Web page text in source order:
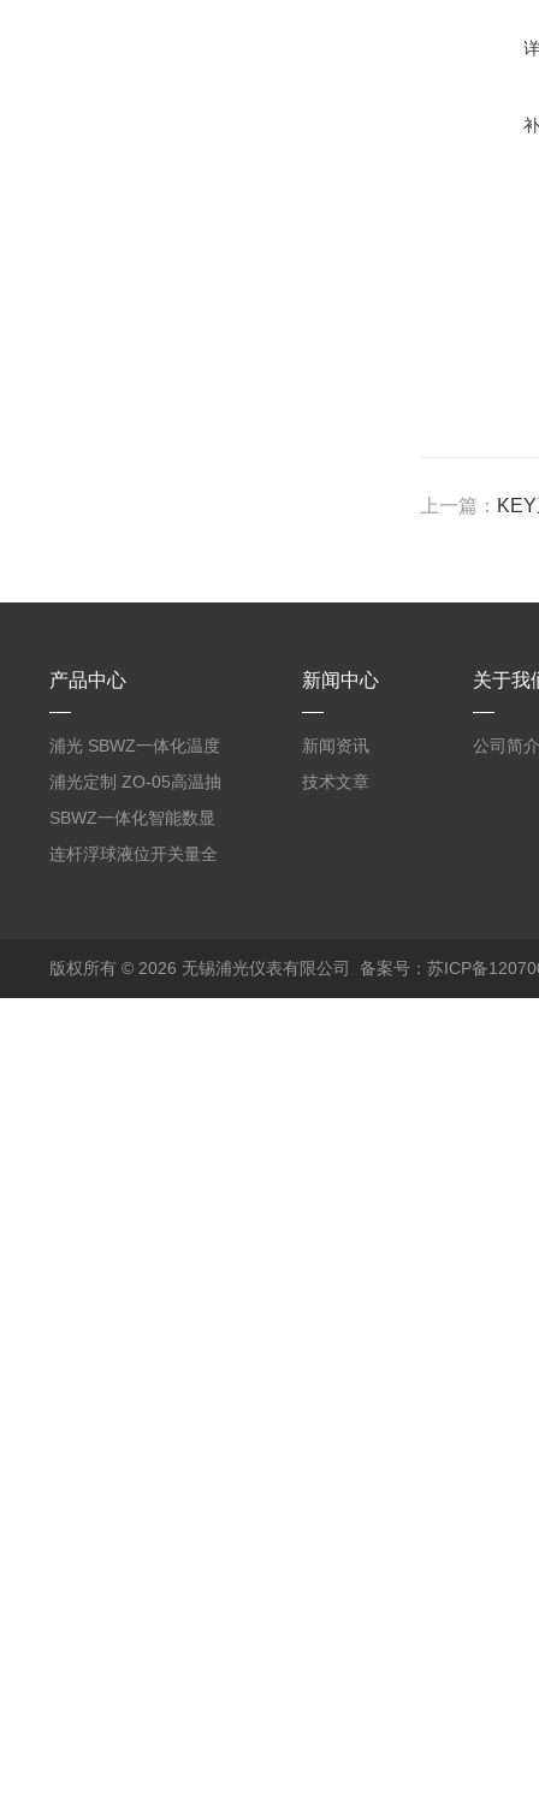
上一篇：
产品中心
浦光 SBWZ一体化温度
变送器传感器 防爆热电
阻PT100 数显远传4-
20mA2
浦光定制 ZO-05高温抽
气式氧化锆分析仪 防爆
耐腐蚀检测仪
SBWZ一体化智能数显
温度变送器传感器防爆
连杆浮球液位开关量全
新闻中心
新闻资讯
技术文章
关于我
公司简介
版权所有 © 2026 无锡浦光仪表有限公司 备案号：苏ICP备